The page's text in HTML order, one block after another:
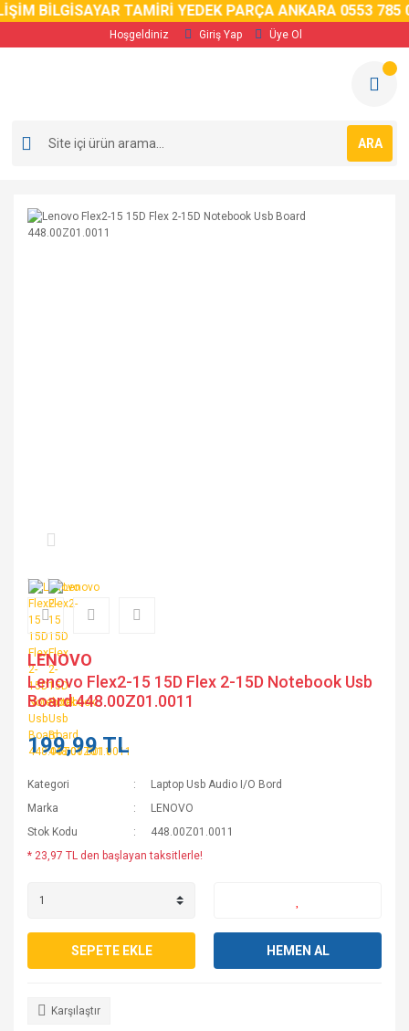
BİLGİSAYAR TAMİRİ YEDEK PARÇA ANKARA 0553 785
Hoşgeldiniz Giriş Yap Üye Ol
ARA
LENOVO
Lenovo Flex2-15 15D Flex 2-15D Notebook Usb
Board 448.00Z01.0011
199,99 TL
Kategori
Laptop Usb Audio I/O Bord
Marka
LENOVO
Stok Kodu
448.00Z01.0011
* 23,97 TL den başlayan taksitlerle!
SEPETE EKLE HEMEN AL
Karşılaştır